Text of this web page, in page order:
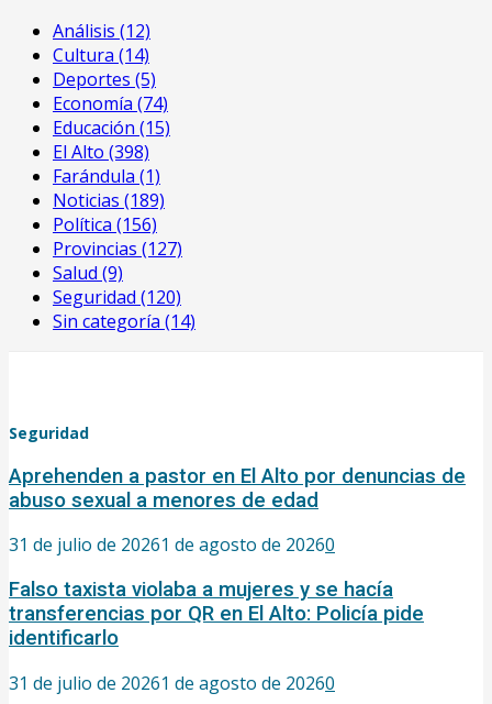
Análisis (12)
Cultura (14)
Deportes (5)
Economía (74)
Educación (15)
El Alto (398)
Farándula (1)
Noticias (189)
Política (156)
Provincias (127)
Salud (9)
Seguridad (120)
Sin categoría (14)
Seguridad
Aprehenden a pastor en El Alto por denuncias de
abuso sexual a menores de edad
31 de julio de 20261 de agosto de 20260
Falso taxista violaba a mujeres y se hacía
transferencias por QR en El Alto: Policía pide
identificarlo
31 de julio de 20261 de agosto de 20260